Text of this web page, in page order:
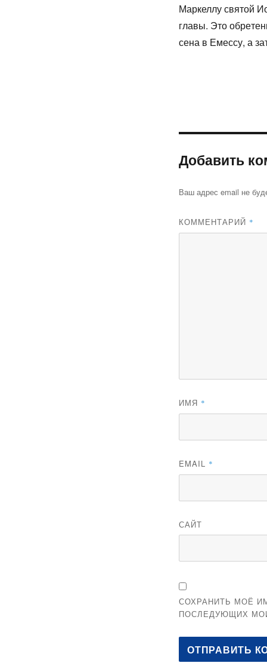
Мар­кел­лу свя­той
гла­вы. Это
се­на в Емес­су, а
Добавить
Ваш адрес email не
КОММЕНТАРИЙ *
ИМЯ *
EMAIL *
САЙТ
СОХРАНИТЬ МОЁ
ПОСЛЕДУЮЩИХ